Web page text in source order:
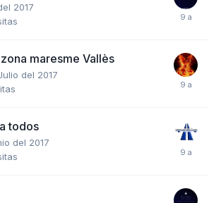
2017
maresme Vallès
del 2017
todos
del 2017